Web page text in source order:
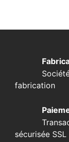
fabrication
sécurisée SSL